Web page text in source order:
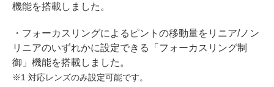
機能を搭載しました。
・フォーカスリングによるピントの移動量をリニア/ノン
リニアのいずれかに設定できる「フォーカスリング制
御」機能を搭載しました。
※1 対応レンズのみ設定可能です。